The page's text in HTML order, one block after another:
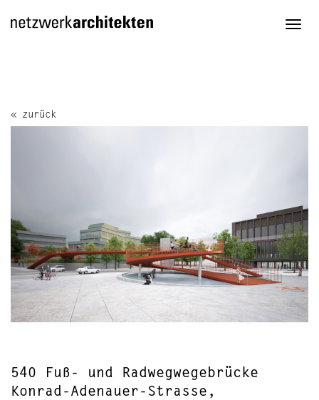
« zurück
540 Fuß- und Radwegwegebrücke
Konrad-Adenauer-Strasse,